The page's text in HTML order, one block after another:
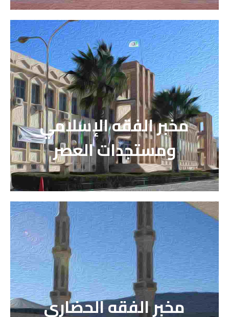
مخبر الفقه الإسلامي
ومستجدات العصر
مخبر الفقه الحضاري